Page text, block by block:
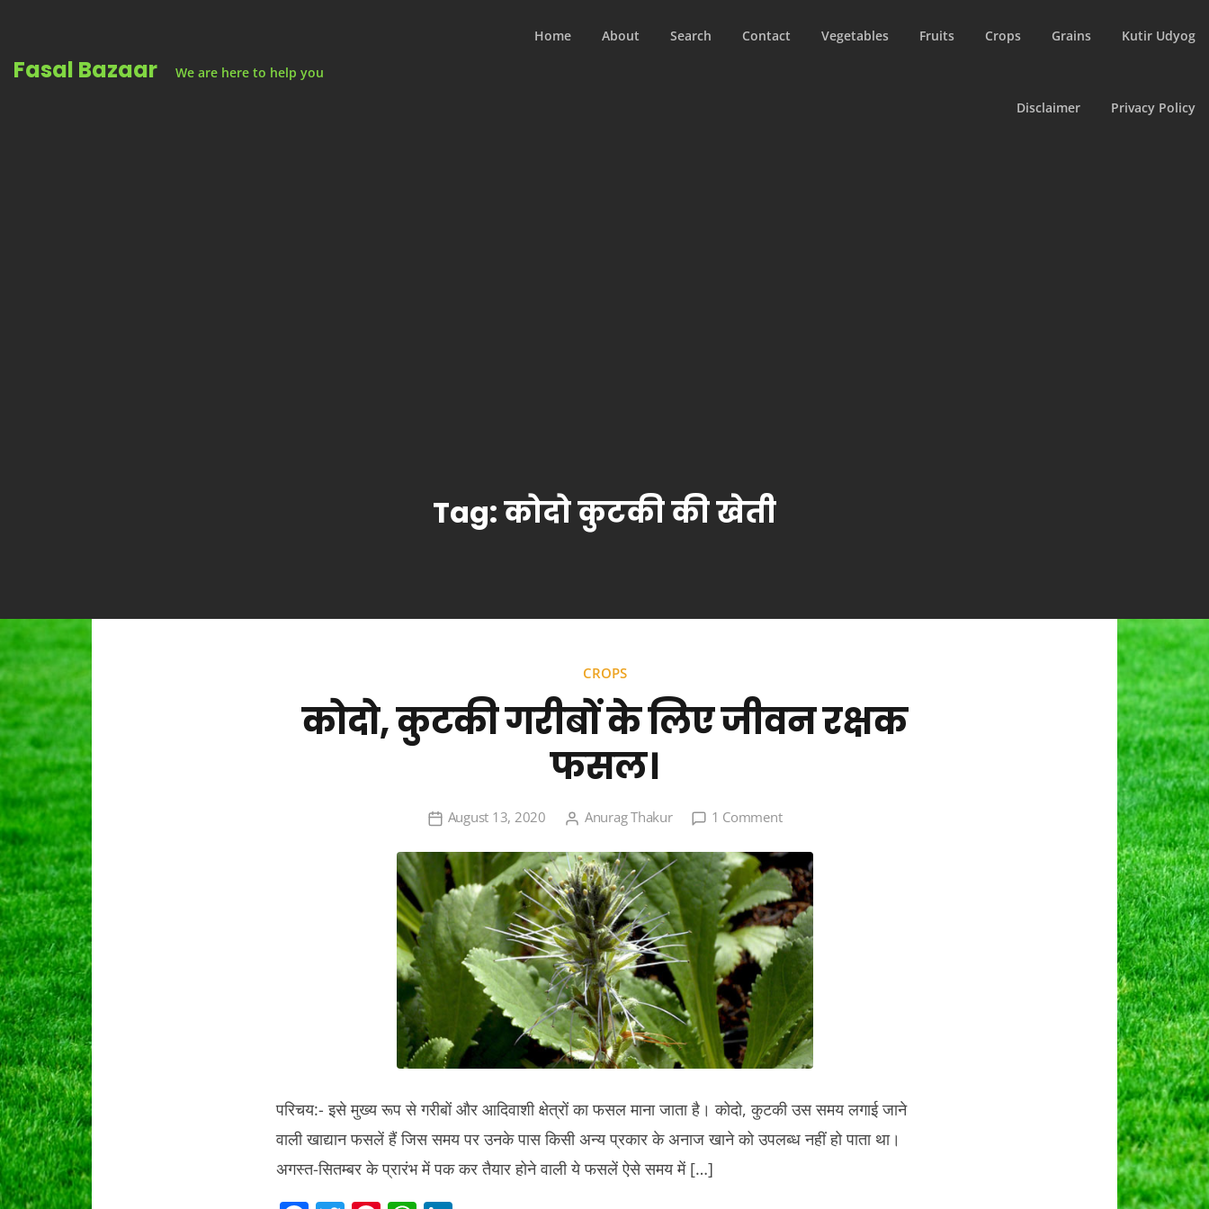
content
Fasal Bazaar We are here to help you
Home About Search Contact Vegetables Fruits Crops Grains Kutir Udyog
Disclaimer Privacy Policy
Tag:कोदो कुटकी की खेती
CROPS
कोदो, कुटकी गरीबों के लिए जीवन रक्षक
फसल।
August 13, 2020 Anurag Thakur 1 Commenton
कुटकी
गरीबों
के
लिए
जीवन
रक्षक
फसल।
परिचय:- इसे मुख्य रूप से गरीबों और आदिवाशी क्षेत्रों का फसल माना जाता है। कोदो, कुटकी उस समय लगाई जाने
वाली खाद्यान फसलें हैं जिस समय पर उनके पास किसी अन्य प्रकार के अनाज खाने को उपलब्ध नहीं हो पाता था।
अगस्त-सितम्बर के प्रारंभ में पक कर तैयार होने वाली ये फसलें ऐसे समय में […]